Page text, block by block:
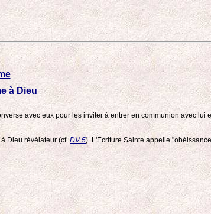
à Dieu
avec eux pour les inviter à entrer en communion avec lui
Dieu révélateur (cf.DV 5). L'Ecriture Sainte appelle